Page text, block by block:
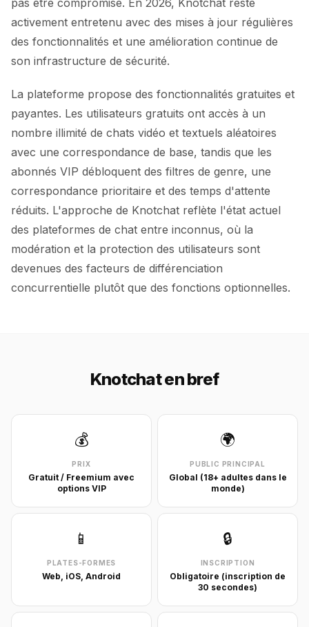
activement entretenu avec des mises à jour régulières
des fonctionnalités et une amélioration continue de
son infrastructure de sécurité.
La plateforme propose des fonctionnalités gratuites et
payantes. Les utilisateurs gratuits ont accès à un
nombre illimité de chats vidéo et textuels aléatoires
avec une correspondance de base, tandis que les
abonnés VIP débloquent des filtres de genre, une
correspondance prioritaire et des temps d'attente
réduits. L'approche de Knotchat reflète l'état actuel
des plateformes de chat entre inconnus, où la
modération et la protection des utilisateurs sont
devenues des facteurs de différenciation
concurrentielle plutôt que des fonctions optionnelles.
Knotchat en bref
💰
PRIX
Gratuit / Freemium avec
options VIP
🌍
PUBLIC PRINCIPAL
Global (18+ adultes dans le
monde)
📱
PLATES-FORMES
Web, iOS, Android
🔒
INSCRIPTION
Obligatoire (inscription de
30 secondes)